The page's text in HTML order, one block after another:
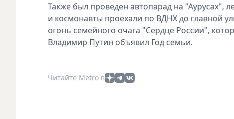
Также был проведен автопарад на "Аурусах",
и космонавты проехали по ВДНХ до главной
огонь семейного очага "Сердце России",
Владимир Путин объявил Год семьи.
Читайте Metro в